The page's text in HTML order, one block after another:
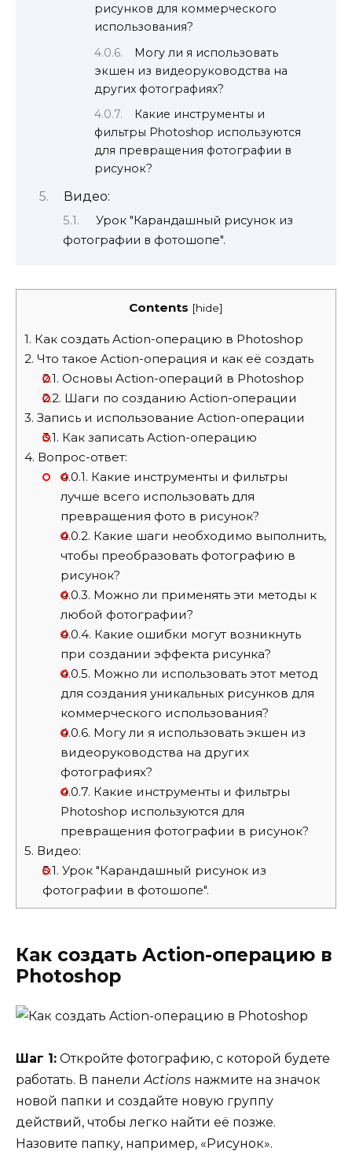
рисунков для коммерческого
использования?
Могу ли я использовать
экшен из видеоруководства на
других фотографиях?
Какие инструменты и
фильтры Photoshop используются
для превращения фотографии в
рисунок?
Видео:
Урок "Карандашный рисунок из
фотографии в фотошопе".
Contents [hide]
1. Как создать Action-операцию в Photoshop
2. Что такое Action-операция и как её создать
2.1. Основы Action-операций в Photoshop
2.2. Шаги по созданию Action-операции
3. Запись и использование Action-операции
3.1. Как записать Action-операцию
4. Вопрос-ответ:
4.0.1. Какие инструменты и фильтры
лучше всего использовать для
превращения фото в рисунок?
4.0.2. Какие шаги необходимо выполнить,
чтобы преобразовать фотографию в
рисунок?
4.0.3. Можно ли применять эти методы к
любой фотографии?
4.0.4. Какие ошибки могут возникнуть
при создании эффекта рисунка?
4.0.5. Можно ли использовать этот метод
для создания уникальных рисунков для
коммерческого использования?
4.0.6. Могу ли я использовать экшен из
видеоруководства на других
фотографиях?
4.0.7. Какие инструменты и фильтры
Photoshop используются для
превращения фотографии в рисунок?
5. Видео:
5.1. Урок "Карандашный рисунок из
фотографии в фотошопе".
Как создать Action-операцию в
Photoshop
Шаг 1: Откройте фотографию, с которой будете
работать. В панелиActions нажмите на значок
новой папки и создайте новую группу
действий, чтобы легко найти её позже.
Назовите папку, например, «Рисунок».